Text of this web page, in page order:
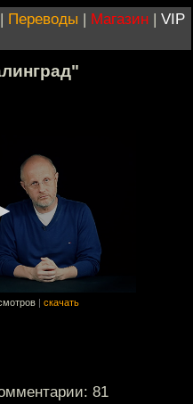
| Переводы | Магазин | VIP
скачать
81